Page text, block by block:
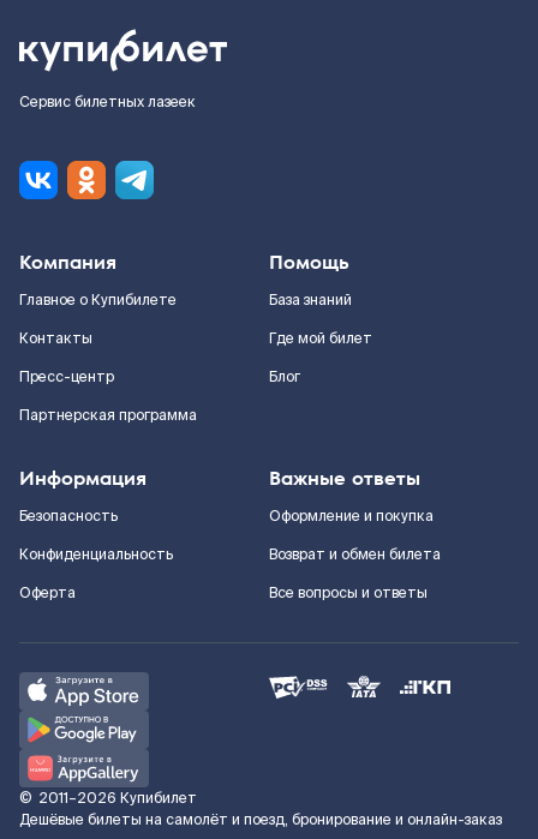
Сервис билетных лазеек
Компания
Главное о Купибилете
Контакты
Пресс-центр
Партнерская программа
Помощь
База знаний
Где мой билет
Блог
Информация
Безопасность
Конфиденциальность
Оферта
Важные ответы
Оформление и покупка
Возврат и обмен билета
Все вопросы и ответы
© 2011–2026 Купибилет
Дешёвые билеты на самолёт и поезд, бронирование и онлайн-заказ